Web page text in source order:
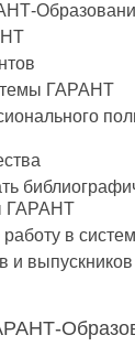
ГАРАНТ
ГАРАНТ
работу в
и выпускников